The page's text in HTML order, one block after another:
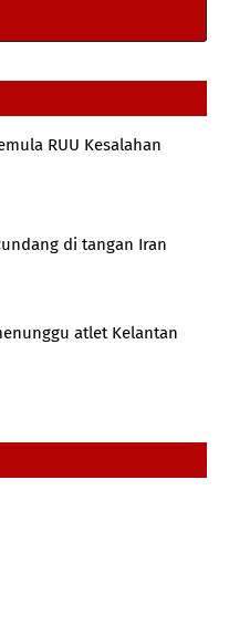
RUU Kesalahan
di tangan Iran
atlet Kelantan